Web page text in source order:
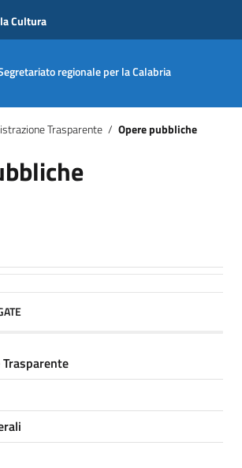
Cultura
la navigazioneregionale per la Calabria
Trasparente / Opere pubbliche